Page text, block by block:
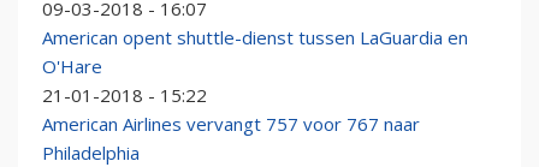
09-03-2018 - 16:07
American opent shuttle-dienst tussen LaGuardia en
O'Hare
21-01-2018 - 15:22
American Airlines vervangt 757 voor 767 naar
Philadelphia